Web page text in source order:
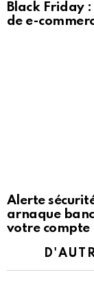
Black Friday
de e-
Alerte
arnaque
votre compte